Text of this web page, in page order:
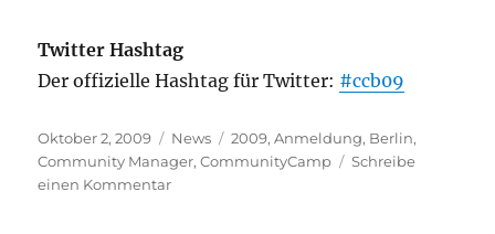
Twitter Hashtag
Der offizielle Hashtag für Twitter: #ccb09
Veröffentlicht
am
Oktober 2, 2009 Kategorien
News Schlagwörter
2009,Anmeldung, Berlin,
Community Manager,CommunityCamp
Schreibe
einen Kommentarzu